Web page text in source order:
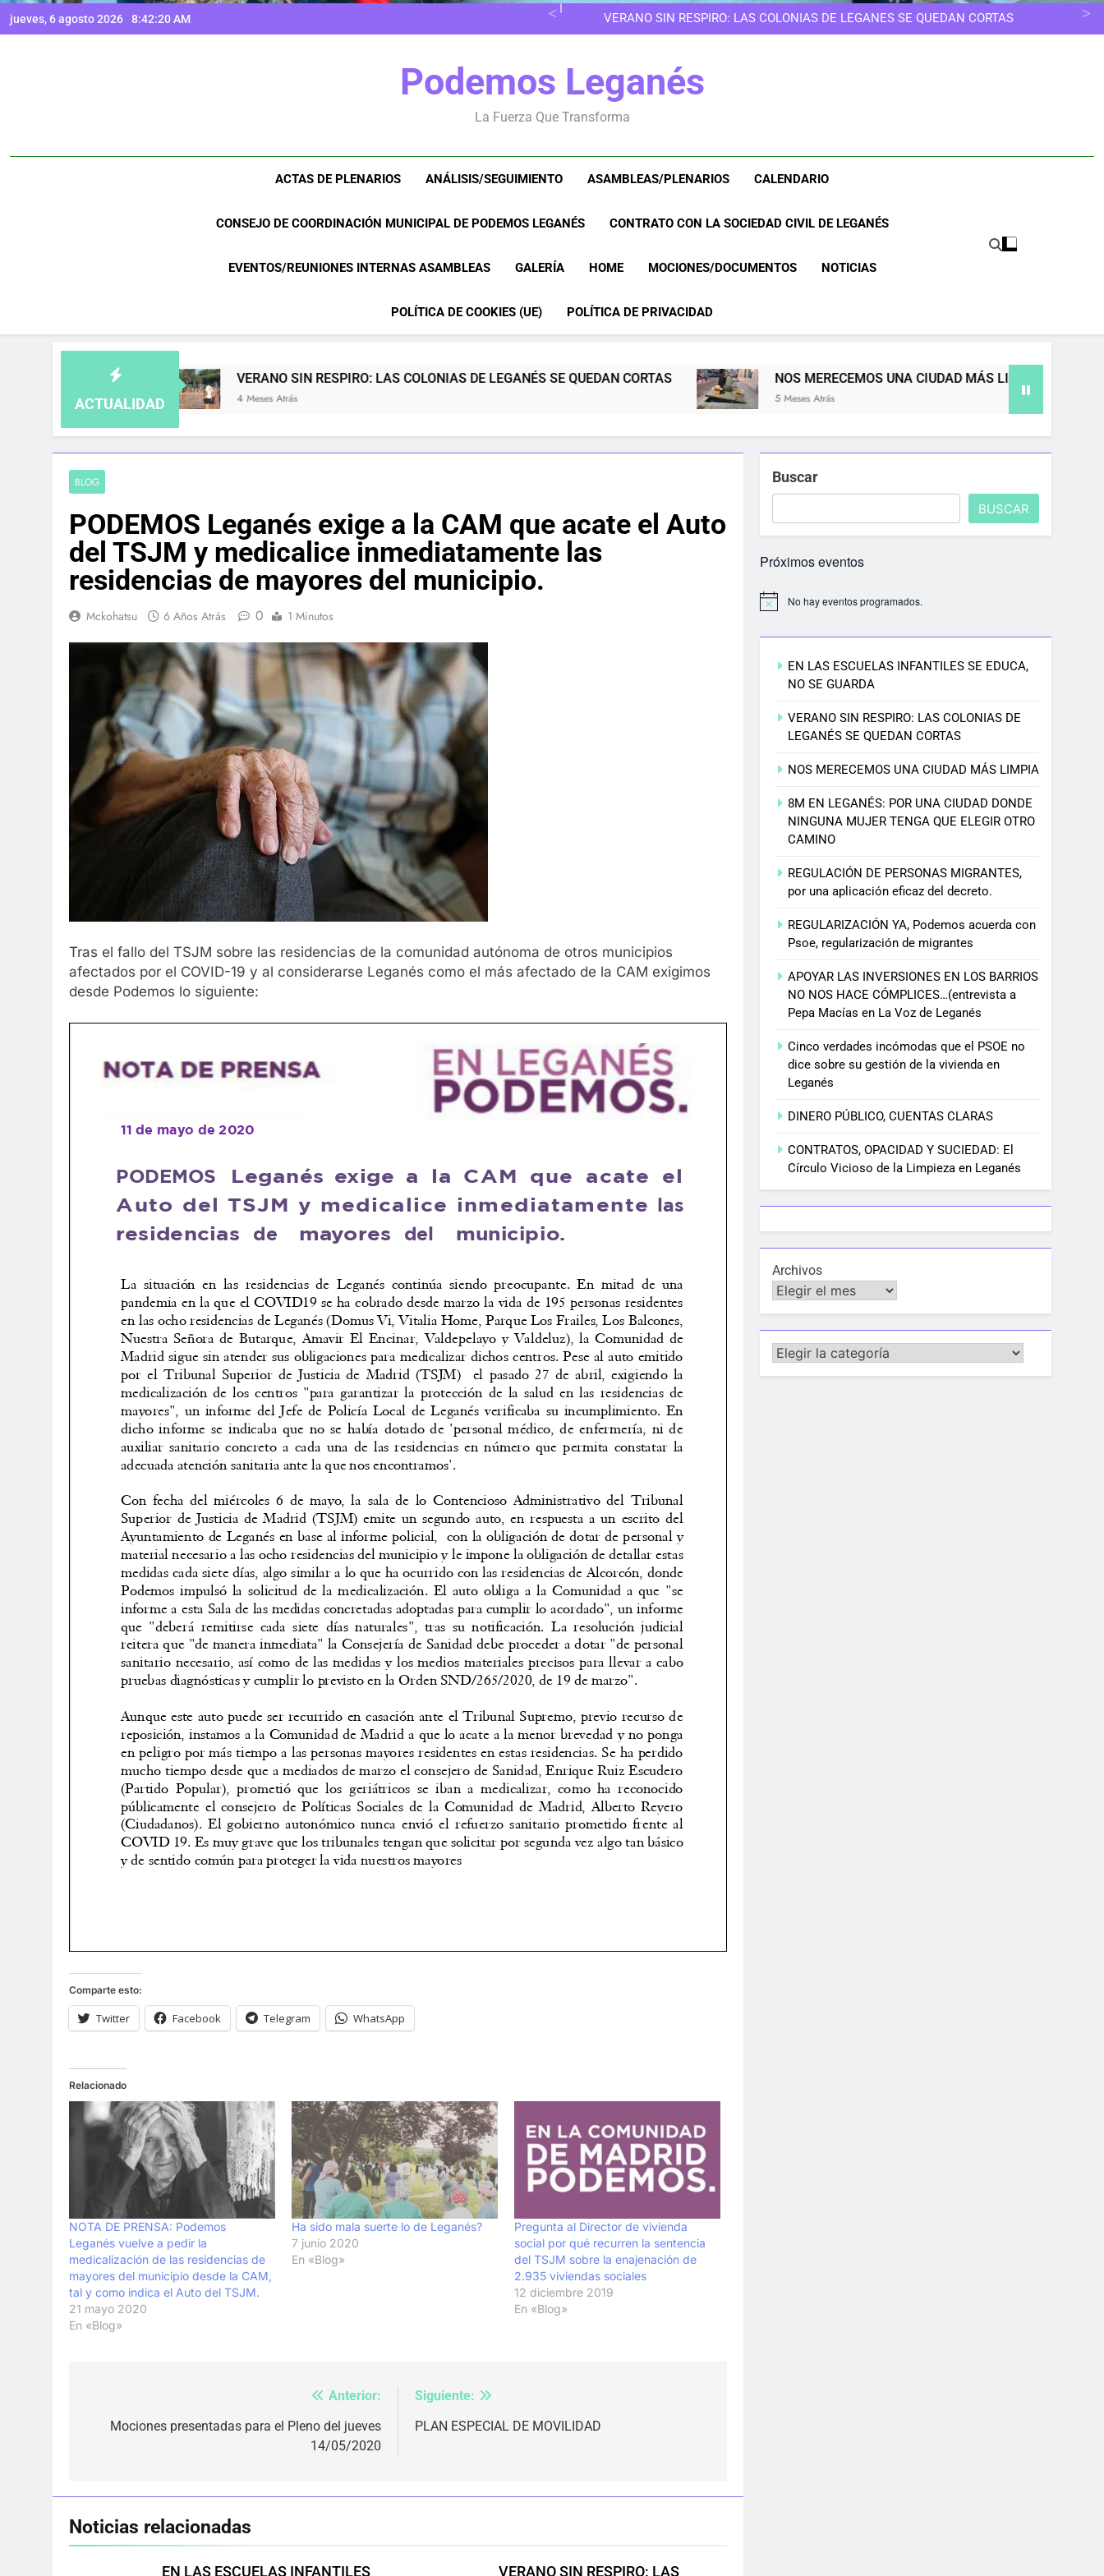
jueves, 6 agosto 2026 8:42:21 AM
EN LAS ESCUELAS INFANTILES SE EDUCA, NO SE GUARDA
VERANO SIN RESPIRO: LAS COLONIAS DE LEGANÉS SE QUEDAN CORTAS
NOS MERECEMOS UNA CIUDAD MÁS LIMPIA
VERANO SIN RESPIRO: LAS COLONIAS DE LEGANÉS SE QUEDAN CORTAS
Podemos Leganés
La Fuerza Que Transforma
ACTAS DE PLENARIOS ANÁLISIS/SEGUIMIENTO ASAMBLEAS/PLENARIOS CALENDARIO
CONSEJO DE COORDINACIÓN MUNICIPAL DE PODEMOS LEGANÉS CONTRATO CON LA SOCIEDAD CIVIL DE LEGANÉS
EVENTOS/REUNIONES INTERNAS ASAMBLEAS GALERÍA HOME MOCIONES/DOCUMENTOS NOTICIAS
POLÍTICA DE COOKIES (UE) POLÍTICA DE PRIVACIDAD
ACTUALIDAD
VERANO SIN RESPIRO: LAS COLONIAS DE LEGANÉS SE QUEDAN CORTAS
4 Meses Atrás
NOS MERECEMOS UNA CIUDAD MÁS LIMPIA
5 Meses Atrás 5 Meses Atrás
BLOG
PODEMOS Leganés exige a la CAM que acate el Auto
del TSJM y medicalice inmediatamente las
residencias de mayores del municipio.
Mckohatsu 6 Años Atrás 0 1 Minutos
Tras el fallo del TSJM sobre las residencias de la comunidad autónoma de otros municipios
afectados por el COVID-19 y al considerarse Leganés como el más afectado de la CAM exigimos
desde Podemos lo siguiente:
Comparte esto:
Twitter Facebook Telegram WhatsApp
Relacionado
NOTA DE PRENSA: Podemos
Leganés vuelve a pedir la
medicalización de las residencias de
mayores del municipio desde la CAM,
tal y como indica el Auto del TSJM.
21 mayo 2020
En «Blog»
Ha sido mala suerte lo de Leganés?
7 junio 2020
En «Blog»
Pregunta al Director de vivienda
social por qué recurren la sentencia
del TSJM sobre la enajenación de
2.935 viviendas sociales
12 diciembre 2019
En «Blog»
Anterior:
Mociones presentadas para el Pleno del jueves
14/05/2020
Siguiente:
PLAN ESPECIAL DE MOVILIDAD
Noticias relacionadas
EN LAS ESCUELAS INFANTILES VERANO SIN RESPIRO: LAS
Buscar
BUSCAR
Próximos eventos
No hay eventos programados.
EN LAS ESCUELAS INFANTILES SE EDUCA,
NO SE GUARDA
VERANO SIN RESPIRO: LAS COLONIAS DE
LEGANÉS SE QUEDAN CORTAS
NOS MERECEMOS UNA CIUDAD MÁS LIMPIA
8M EN LEGANÉS: POR UNA CIUDAD DONDE
NINGUNA MUJER TENGA QUE ELEGIR OTRO
CAMINO
REGULACIÓN DE PERSONAS MIGRANTES,
por una aplicación eficaz del decreto.
REGULARIZACIÓN YA, Podemos acuerda con
Psoe, regularización de migrantes
APOYAR LAS INVERSIONES EN LOS BARRIOS
NO NOS HACE CÓMPLICES…(entrevista a
Pepa Macías en La Voz de Leganés
Cinco verdades incómodas que el PSOE no
dice sobre su gestión de la vivienda en
Leganés
DINERO PÚBLICO, CUENTAS CLARAS
CONTRATOS, OPACIDAD Y SUCIEDAD: El
Círculo Vicioso de la Limpieza en Leganés
Archivos
Categorías